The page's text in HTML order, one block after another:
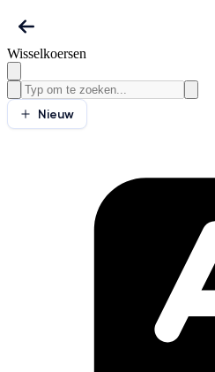
Wisselkoersen
Nieuw